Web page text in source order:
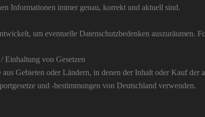
Informationen immer genau, korrekt und aktuell sind.
um eventuelle Datenschutzbedenken auszuräumen.
Einhaltung von Gesetzen
Gebieten oder Ländern, in denen der Inhalt oder Kauf
und -bestimmungen von Deutschland verwenden.